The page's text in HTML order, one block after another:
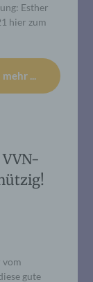
Esther
hier zum
mehr ...
vom
gute